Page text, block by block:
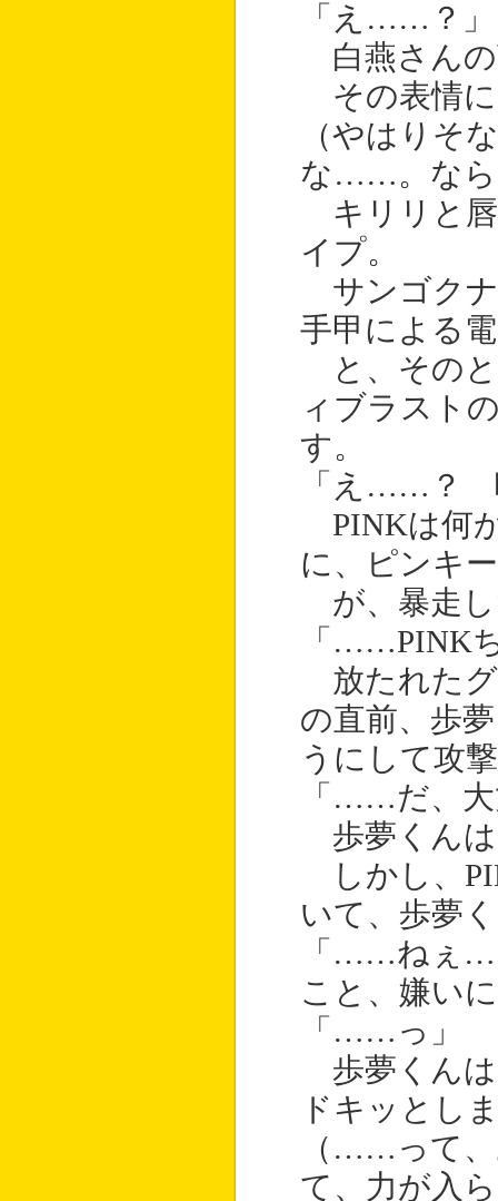
「え……？」
白燕さんの
その表情に
（やはりそ
な……。なら
キリリと唇
イプ。
サンゴクナ
手甲による
と、そのと
ィブラスト
す。
「え……？
PINKは何
に、ピンキ
が、暴走し
「……PINK
放たれたグ
の直前、歩
うにして攻
「……だ、大
歩夢くんは
しかし、
いて、歩夢
「……ねぇ
こと、嫌い
「……っ」
歩夢くんは
ドキッとし
（……って
て、力が入